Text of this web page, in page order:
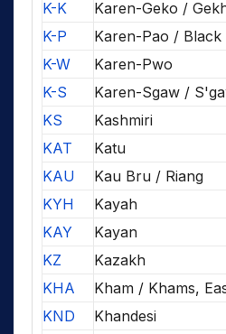
K-K
Karen-Geko /
K-P
Karen-Pao /
K-W
Karen-Pwo
K-S
Karen-Sgaw /
KS
Kashmiri
KAT
Katu
KAU
Kau Bru / Riang
KYH
Kayah
KAY
Kayan
KZ
Kazakh
KHA
Kham / Khams,
KND
Khandesi